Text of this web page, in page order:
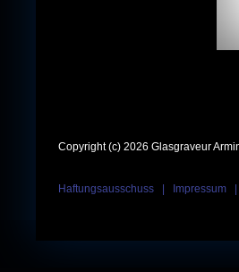
Copyright (c) 2026 Glasgraveur
Haftungsausschuss Impressum